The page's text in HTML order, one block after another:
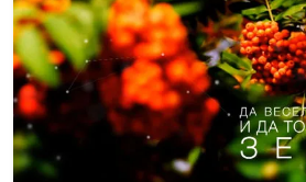
Златолесье (лето)
Завтрак (лето)
Конец зимы (зима)
Мечты сбываются (зима и лето)